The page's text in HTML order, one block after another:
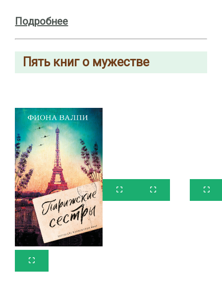
Подробнее
Пять книг о мужестве